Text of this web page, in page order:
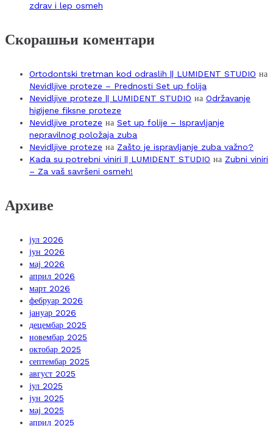
zdrav i lep osmeh
Скорашњи коментари
Ortodontski tretman kod odraslih || LUMIDENT STUDIO на
Nevidljive proteze – Prednosti Set up folija
Nevidljive proteze || LUMIDENT STUDIO на Održavanje
higijene fiksne proteze
Nevidljive proteze на Set up folije – Ispravljanje
nepravilnog položaja zuba
Nevidljive proteze на Zašto je ispravljanje zuba važno?
Kada su potrebni viniri || LUMIDENT STUDIO на Zubni viniri
– Za vaš savršeni osmeh!
Архиве
јул 2026
јун 2026
мај 2026
април 2026
март 2026
фебруар 2026
јануар 2026
децембар 2025
новембар 2025
октобар 2025
септембар 2025
август 2025
јул 2025
јун 2025
мај 2025
април 2025